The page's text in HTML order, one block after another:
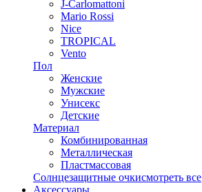
J-Carlomattoni
Mario Rossi
Nice
TROPICAL
Vento
Пол
Женские
Мужские
Унисекс
Детские
Материал
Комбинированная
Металлическая
Пластмассовая
Солнцезащитные очкисмотреть все
Аксессуары